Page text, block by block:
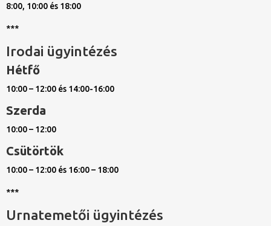
8:00, 10:00 és 18:00
***
Irodai ügyintézés
Hétfő
10:00 – 12:00 és 14:00-16:00
Szerda
10:00 – 12:00
Csütörtök
10:00 – 12:00 és 16:00 – 18:00
***
Urnatemetői ügyintézés